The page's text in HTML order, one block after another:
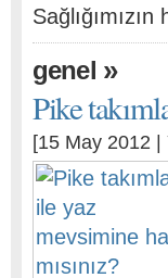
genel »
Pike
[15 May 2012 |